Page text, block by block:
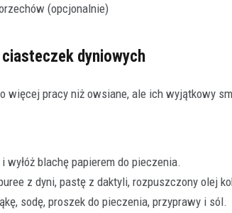
(opcjonalnie)
dyniowych
więcej pracy niż owsiane, ale ich wyjątkowy
wyłóż blachę papierem do pieczenia.
z dyni, pastę z daktyli, rozpuszczony olej
sodę, proszek do pieczenia, przyprawy i sól.